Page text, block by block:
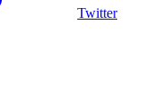
Twitter